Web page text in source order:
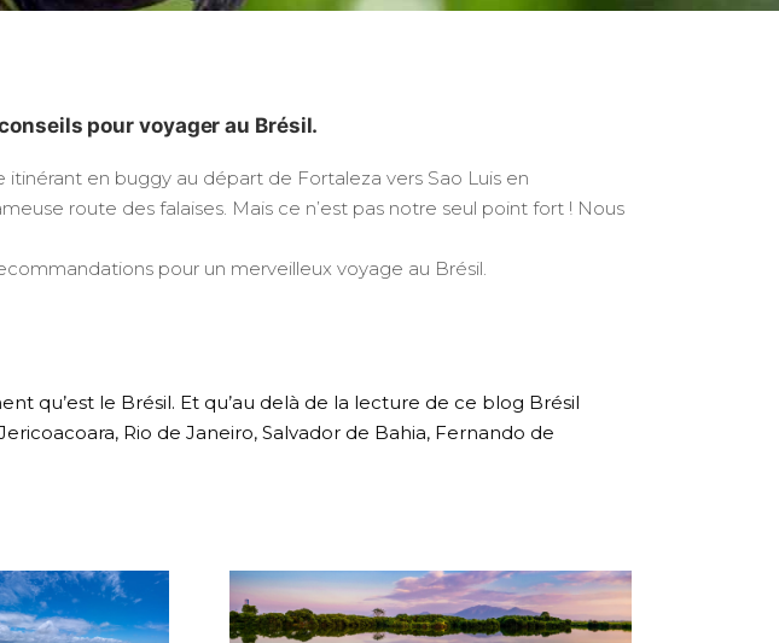
pour voyager au Brésil.
en buggy au départ de Fortaleza vers Sao Luis en
route des falaises. Mais ce n’est pas notre seul point fort ! Nous
pour un merveilleux voyage au Brésil.
qu’est le Brésil. Et qu’au delà de la lecture de ce blog Brésil
Rio de Janeiro, Salvador de Bahia, Fernando de